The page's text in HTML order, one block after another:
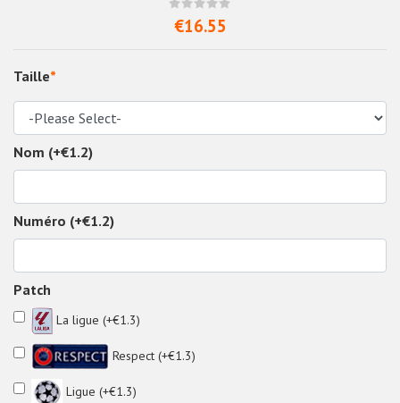
€16.55
Taille*
Nom (+€1.2)
Numéro (+€1.2)
Patch
La ligue (+€1.3)
Respect (+€1.3)
Ligue (+€1.3)